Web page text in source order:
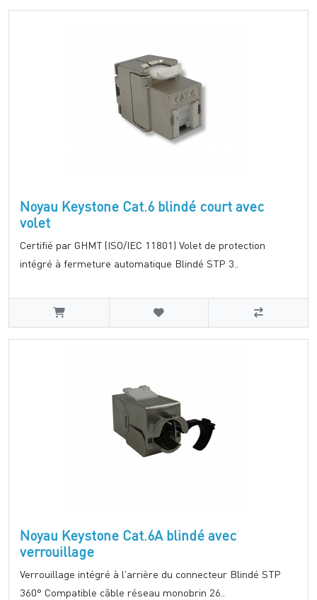
Noyau Keystone Cat.6 blindé court avec
volet
Certifié par GHMT (ISO/IEC 11801) Volet de protection
intégré à fermeture automatique Blindé STP 3..
Noyau Keystone Cat.6A blindé avec
verrouillage
Verrouillage intégré à l'arrière du connecteur Blindé STP
360° Compatible câble réseau monobrin 26..